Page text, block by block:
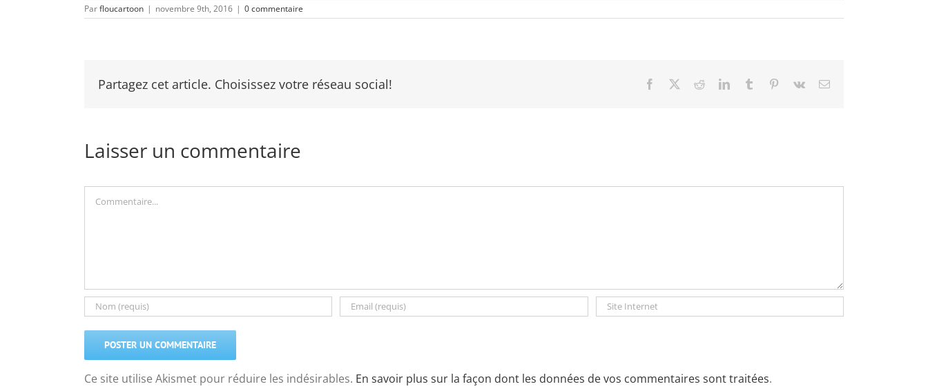
Parfloucartoon | novembre 9th, 2016 | 0 commentaire
Partagez cet article. Choisissez votre réseau social! Facebook RedditLinkedInTumblr Pinterest
Vk Email
Laisser un commentaire
Ce site utilise Akismet pour réduire les indésirables. En savoir plus sur la façon dont les données de vos commentaires sont traitées.